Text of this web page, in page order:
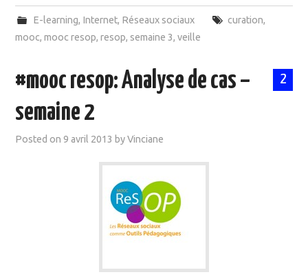
E-learning, Internet, Réseaux sociaux curation,
mooc,mooc resop,resop, semaine 3,veille
2
#mooc resop: Analyse de cas –
semaine 2
Posted on9 avril 2013 byVinciane